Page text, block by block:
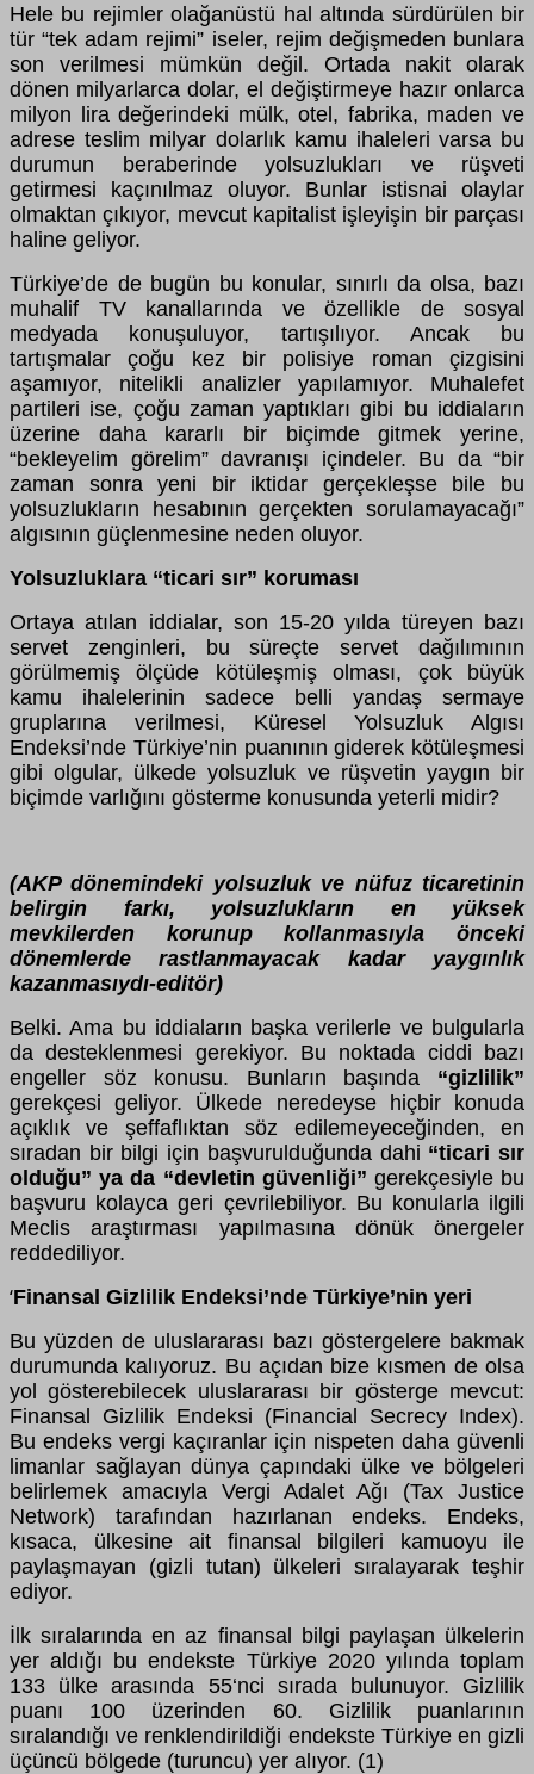
Hele bu rejimler olağanüstü hal altında sürdürülen bir
tür “tek adam rejimi” iseler, rejim değişmeden bunlara
son verilmesi mümkün değil. Ortada nakit olarak
dönen milyarlarca dolar, el değiştirmeye hazır onlarca
milyon lira değerindeki mülk, otel, fabrika, maden ve
adrese teslim milyar dolarlık kamu ihaleleri varsa bu
durumun beraberinde yolsuzlukları ve rüşveti
getirmesi kaçınılmaz oluyor. Bunlar istisnai olaylar
olmaktan çıkıyor, mevcut kapitalist işleyişin bir parçası
haline geliyor.
Türkiye’de de bugün bu konular, sınırlı da olsa, bazı
muhalif TV kanallarında ve özellikle de sosyal
medyada konuşuluyor, tartışılıyor. Ancak bu
tartışmalar çoğu kez bir polisiye roman çizgisini
aşamıyor, nitelikli analizler yapılamıyor. Muhalefet
partileri ise, çoğu zaman yaptıkları gibi bu iddiaların
üzerine daha kararlı bir biçimde gitmek yerine,
“bekleyelim görelim” davranışı içindeler. Bu da “bir
zaman sonra yeni bir iktidar gerçekleşse bile bu
yolsuzlukların hesabının gerçekten sorulamayacağı”
algısının güçlenmesine neden oluyor.
Yolsuzluklara “ticari sır” koruması
Ortaya atılan iddialar, son 15-20 yılda türeyen bazı
servet zenginleri, bu süreçte servet dağılımının
görülmemiş ölçüde kötüleşmiş olması, çok büyük
kamu ihalelerinin sadece belli yandaş sermaye
gruplarına verilmesi, Küresel Yolsuzluk Algısı
Endeksi’nde Türkiye’nin puanının giderek kötüleşmesi
gibi olgular, ülkede yolsuzluk ve rüşvetin yaygın bir
biçimde varlığını gösterme konusunda yeterli midir?
(AKP dönemindeki yolsuzluk ve nüfuz ticaretinin
belirgin farkı, yolsuzlukların en yüksek
mevkilerden korunup kollanmasıyla önceki
dönemlerde rastlanmayacak kadar yaygınlık
kazanmasıydı-editör)
Belki. Ama bu iddiaların başka verilerle ve bulgularla
da desteklenmesi gerekiyor. Bu noktada ciddi bazı
engeller söz konusu. Bunların başında “gizlilik”
gerekçesi geliyor. Ülkede neredeyse hiçbir konuda
açıklık ve şeffaflıktan söz edilemeyeceğinden, en
sıradan bir bilgi için başvurulduğunda dahi “ticari sır
olduğu” ya da “devletin güvenliği” gerekçesiyle bu
başvuru kolayca geri çevrilebiliyor. Bu konularla ilgili
Meclis araştırması yapılmasına dönük önergeler
reddediliyor.
‘Finansal Gizlilik Endeksi’nde Türkiye’nin yeri
Bu yüzden de uluslararası bazı göstergelere bakmak
durumunda kalıyoruz. Bu açıdan bize kısmen de olsa
yol gösterebilecek uluslararası bir gösterge mevcut:
Finansal Gizlilik Endeksi (Financial Secrecy Index).
Bu endeks vergi kaçıranlar için nispeten daha güvenli
limanlar sağlayan dünya çapındaki ülke ve bölgeleri
belirlemek amacıyla Vergi Adalet Ağı (Tax Justice
Network) tarafından hazırlanan endeks. Endeks,
kısaca, ülkesine ait finansal bilgileri kamuoyu ile
paylaşmayan (gizli tutan) ülkeleri sıralayarak teşhir
ediyor.
İlk sıralarında en az finansal bilgi paylaşan ülkelerin
yer aldığı bu endekste Türkiye 2020 yılında toplam
133 ülke arasında 55‘nci sırada bulunuyor. Gizlilik
puanı 100 üzerinden 60. Gizlilik puanlarının
sıralandığı ve renklendirildiği endekste Türkiye en gizli
üçüncü bölgede (turuncu) yer alıyor. (1)